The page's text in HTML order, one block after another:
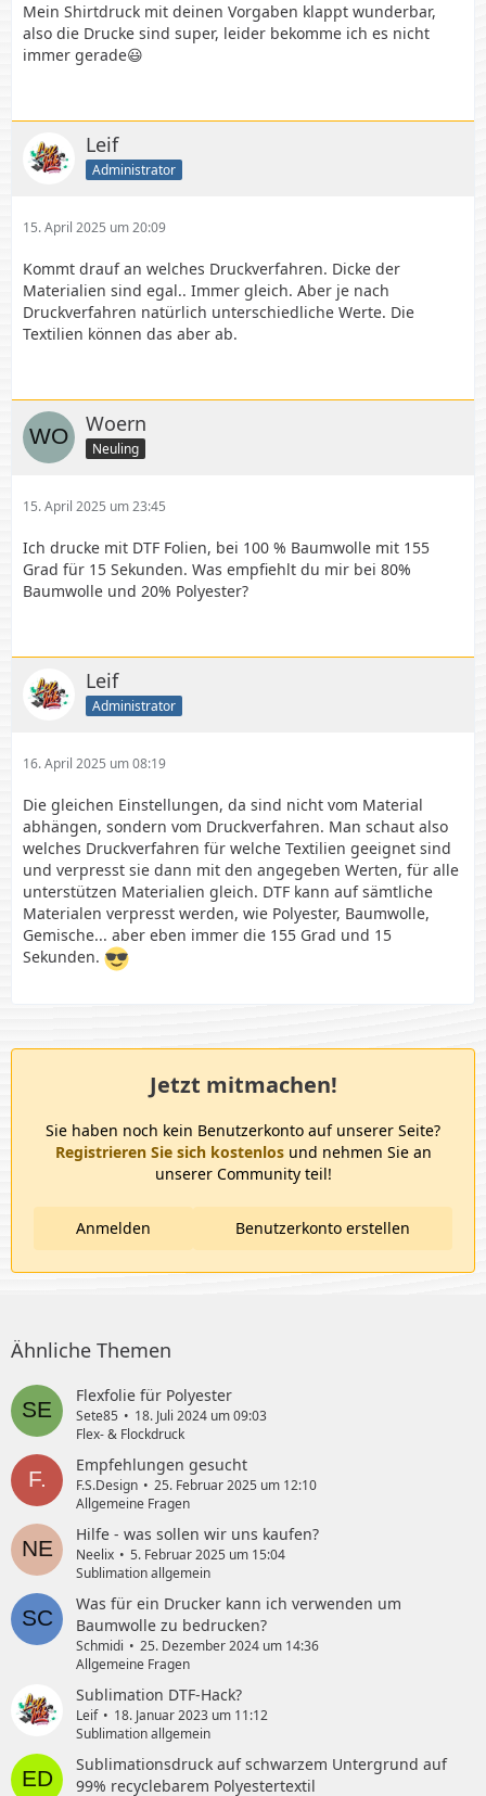
Mein Shirtdruck mit deinen Vorgaben klappt wunderbar,
also die Drucke sind super, leider bekomme ich es nicht
immer gerade😃
Leif
Administrator
15. April 2025 um 20:09
Kommt drauf an welches Druckverfahren. Dicke der
Materialien sind egal.. Immer gleich. Aber je nach
Druckverfahren natürlich unterschiedliche Werte. Die
Textilien können das aber ab.
Woern
Neuling
15. April 2025 um 23:45
Ich drucke mit DTF Folien, bei 100 % Baumwolle mit 155
Grad für 15 Sekunden. Was empfiehlt du mir bei 80%
Baumwolle und 20% Polyester?
Leif
Administrator
16. April 2025 um 08:19
Die gleichen Einstellungen, da sind nicht vom Material
abhängen, sondern vom Druckverfahren. Man schaut also
welches Druckverfahren für welche Textilien geeignet sind
und verpresst sie dann mit den angegeben Werten, für alle
unterstützen Materialien gleich. DTF kann auf sämtliche
Materialen verpresst werden, wie Polyester, Baumwolle,
Gemische... aber eben immer die 155 Grad und 15
Sekunden.
Jetzt mitmachen!
Sie haben noch kein Benutzerkonto auf unserer Seite?
Registrieren Sie sich kostenlosund nehmen Sie an
unserer Community teil!
Benutzerkonto erstellen
Anmelden
Ähnliche Themen
Flexfolie für Polyester
Sete85
18. Juli 2024 um 09:03
Flex- & Flockdruck
Empfehlungen gesucht
F.S.Design
25. Februar 2025 um 12:10
Allgemeine Fragen
Hilfe - was sollen wir uns kaufen?
Neelix
5. Februar 2025 um 15:04
Sublimation allgemein
Was für ein Drucker kann ich verwenden um
Baumwolle zu bedrucken?
Schmidi
25. Dezember 2024 um 14:36
Allgemeine Fragen
Sublimation DTF-Hack?
Leif
18. Januar 2023 um 11:12
Sublimation allgemein
Sublimationsdruck auf schwarzem Untergrund auf
99% recyclebarem Polyestertextil